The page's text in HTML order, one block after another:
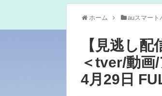
ホーム auスマート
【見逃し
＜tver/動画
4月29日